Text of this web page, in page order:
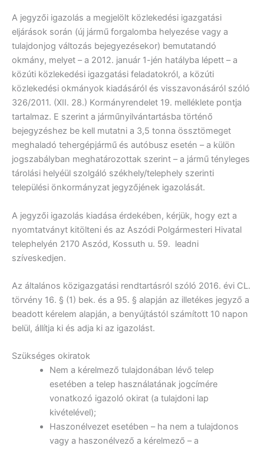
A jegyzői igazolás a megjelölt közlekedési igazgatási
eljárások során (új jármű forgalomba helyezése vagy a
tulajdonjog változás bejegyezésekor) bemutatandó
okmány, melyet – a 2012. január 1-jén hatályba lépett – a
közúti közlekedési igazgatási feladatokról, a közúti
közlekedési okmányok kiadásáról és visszavonásáról szóló
326/2011. (XII. 28.) Kormányrendelet 19. melléklete pontja
tartalmaz. E szerint a járműnyilvántartásba történő
bejegyzéshez be kell mutatni a 3,5 tonna össztömeget
meghaladó tehergépjármű és autóbusz esetén – a külön
jogszabályban meghatározottak szerint – a jármű tényleges
tárolási helyéül szolgáló székhely/telephely szerinti
települési önkormányzat jegyzőjének igazolását.
A jegyzői igazolás kiadása érdekében, kérjük, hogy ezt a
nyomtatványt kitölteni és az Aszódi Polgármesteri Hivatal
telephelyén 2170 Aszód, Kossuth u. 59. leadni
szíveskedjen.
Az általános közigazgatási rendtartásról szóló 2016. évi CL.
törvény 16. § (1) bek. és a 95. § alapján az illetékes jegyző a
beadott kérelem alapján, a benyújtástól számított 10 napon
belül, állítja ki és adja ki az igazolást.
Szükséges okiratok
Nem a kérelmező tulajdonában lévő telep
esetében a telep használatának jogcímére
vonatkozó igazoló okirat (a tulajdoni lap
kivételével);
Haszonélvezet esetében – ha nem a tulajdonos
vagy a haszonélvező a kérelmező – a